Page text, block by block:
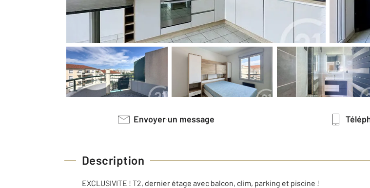
Envoyer un message
Description
EXCLUSIVITE ! T2, dernier étage avec balcon, clim, parking et piscine !